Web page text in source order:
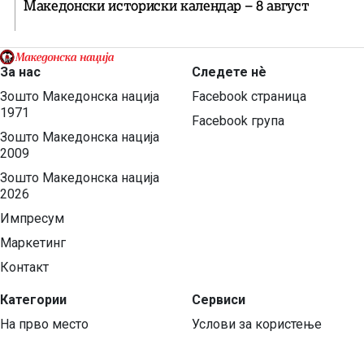
Македонски историски календар – 8 август
За нас
Зошто Македонска нација
1971
Зошто Македонска нација
2009
Зошто Македонска нација
2026
Импресум
Маркетинг
Контакт
Категории
На прво место
Следете нѐ
Facebook страница
Facebook група
Сервиси
Услови за користење